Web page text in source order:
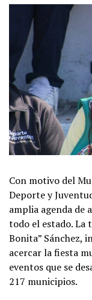
Con motivo del
Deporte y
amplia agenda de
todo el estado. La
Bonita” Sánchez,
acercar la fiesta
eventos que se
217 municipios.